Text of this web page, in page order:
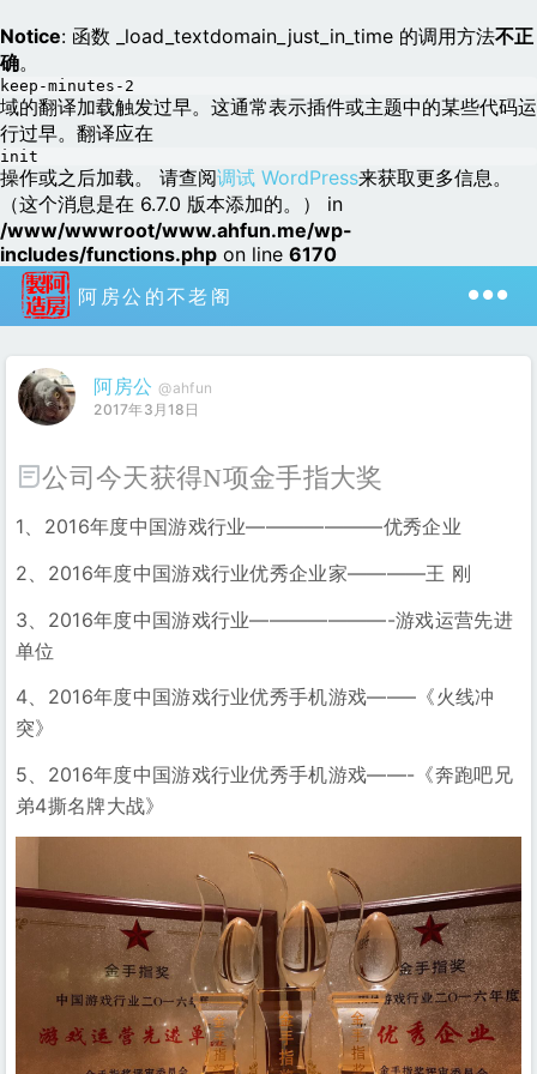
Notice: 函数 _load_textdomain_just_in_time 的调用方法不正
确。
keep-minutes-2
域的翻译加载触发过早。这通常表示插件或主题中的某些代码运
行过早。翻译应在
init
操作或之后加载。 请查阅调试 WordPress来获取更多信息。
（这个消息是在 6.7.0 版本添加的。） in
/www/wwwroot/www.ahfun.me/wp-
includes/functions.php on line 6170
阿房公的不老阁
阿房公 @ahfun
2017年3月18日
公司今天获得n项金手指大奖
1、2016年度中国游戏行业———————优秀企业
2、2016年度中国游戏行业优秀企业家————王 刚
3、2016年度中国游戏行业———————-游戏运营先进
单位
4、2016年度中国游戏行业优秀手机游戏——–《火线冲
突》
5、2016年度中国游戏行业优秀手机游戏——-《奔跑吧兄
弟4撕名牌大战》